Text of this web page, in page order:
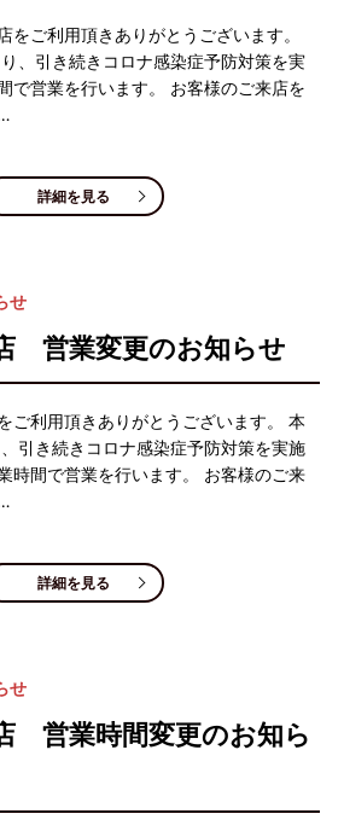
をご利用頂きありがとうございます。
、引き続きコロナ感染症予防対策を実
で営業を行います。 お客様のご来店を
詳細を見る
せ
営業変更のお知らせ
ご利用頂きありがとうございます。 本
引き続きコロナ感染症予防対策を実施
時間で営業を行います。 お客様のご来
詳細を見る
せ
営業時間変更のお知ら